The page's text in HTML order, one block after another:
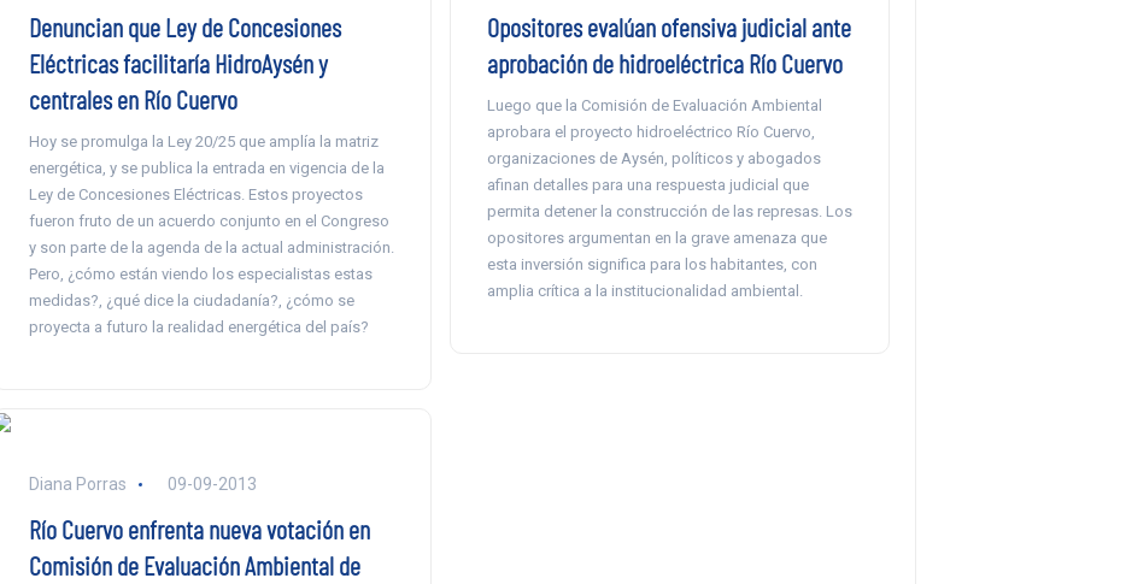
Denuncian que Ley de Concesiones
Eléctricas facilitaría HidroAysén y
centrales en Río Cuervo
Hoy se promulga la Ley 20/25 que amplía la matriz
energética, y se publica la entrada en vigencia de la
Ley de Concesiones Eléctricas. Estos proyectos
fueron fruto de un acuerdo conjunto en el Congreso
y son parte de la agenda de la actual administración.
Pero, ¿cómo están viendo los especialistas estas
medidas?, ¿qué dice la ciudadanía?, ¿cómo se
proyecta a futuro la realidad energética del país?
Opositores evalúan ofensiva judicial ante
aprobación de hidroeléctrica Río Cuervo
Luego que la Comisión de Evaluación Ambiental
aprobara el proyecto hidroeléctrico Río Cuervo,
organizaciones de Aysén, políticos y abogados
afinan detalles para una respuesta judicial que
permita detener la construcción de las represas. Los
opositores argumentan en la grave amenaza que
esta inversión significa para los habitantes, con
amplia crítica a la institucionalidad ambiental.
Diana Porras 09-09-2013
Río Cuervo enfrenta nueva votación en
Comisión de Evaluación Ambiental de